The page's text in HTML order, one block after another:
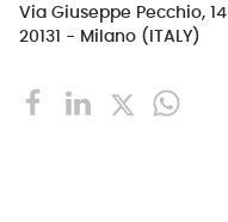
Via Giuseppe Pecchio, 14
20131 - Milano (ITALY)